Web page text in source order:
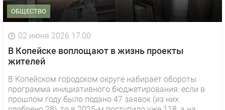
ОБЩЕСТВО
02 июня 2026 17:00
В Копейске воплощают в жизнь проекты
жителей
В Копейском городском округе набирает обороты
программа инициативного бюджетирования: если в
прошлом году было подано 47 заявок (из них